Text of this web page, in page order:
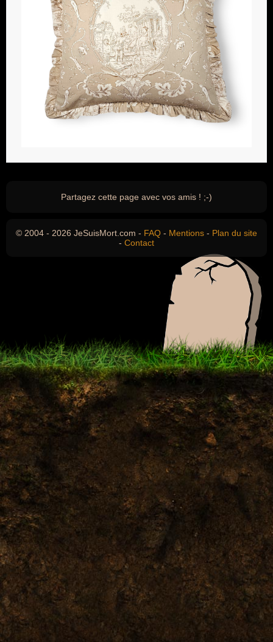
Partagez cette page avec vos amis ! ;-)
© 2004 - 2026 JeSuisMort.com - FAQ - Mentions - Plan du site
- Contact